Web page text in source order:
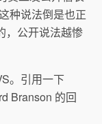
种说法倒是也正
，公开说法越惨
。引用一下
Branson 的回